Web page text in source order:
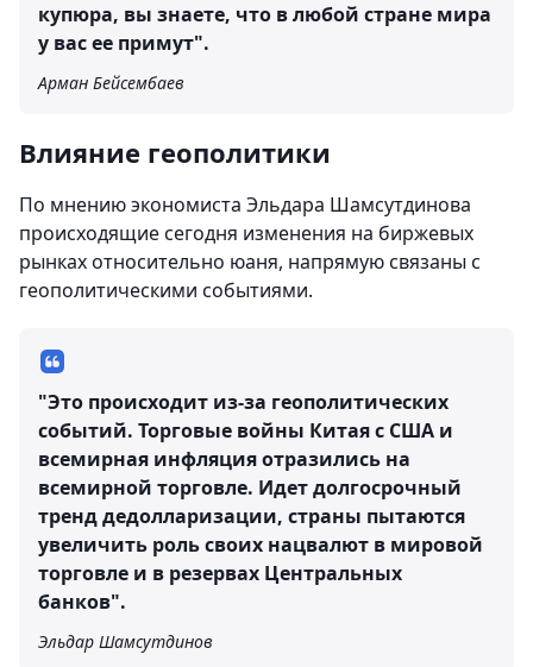
купюра, вы знаете, что в любой стране мира
у вас ее примут".
Арман Бейсембаев
Влияние геополитики
По мнению экономиста Эльдара Шамсутдинова
происходящие сегодня изменения на биржевых
рынках относительно юаня, напрямую связаны с
геополитическими событиями.
"Это происходит из-за геополитических
событий. Торговые войны Китая с США и
всемирная инфляция отразились на
всемирной торговле. Идет долгосрочный
тренд дедолларизации, страны пытаются
увеличить роль своих нацвалют в мировой
торговле и в резервах Центральных
банков".
Эльдар Шамсутдинов